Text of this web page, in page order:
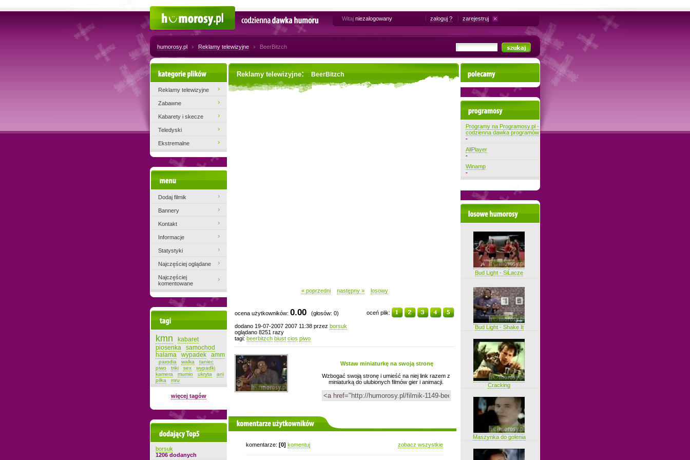
Codzienna dawka humoru
Witaj niezalogowany zaloguj ? zarejestruj
humorosy.pl Reklamy telewizyjne BeerBitzch
Reklamy telewizyjne: BeerBitzch
« poprzedni następny » losowy
ocena użytkowników: 0.00 (głosów: 0) oceń plik:
dodano 19-07-2007 2007 11:38 przez borsuk
oglądano 8251 razy
tagi: beerbitzch biust cios piwo
Wstaw miniaturkę na swoją stronę
Wzbogać swoją stronę i umieść na niej link razem z
miniaturką do ulubionych filmów gier i animacji.
komentarze użytkowników
komentarze: [0] komentuj zobacz wszystkie
Kategorie plików
Reklamy telewizyjne
Zabawne
Kabarety i skecze
Teledyski
Ekstremalne
Dodaj filmik
Bannery
Kontakt
Informacje
Statystyki
Najczęściej oglądane
Najczęściej
komentowane
kmn
kabaret
piosenka
samochod
halama
wypadek amm
parodia walka
taniec
piwo
triki sex
wypadki
kamera
mumio ukryta
ani
pilka
mru
więcej tagów
Dodający top-5
borsuk
1206 dodanych
Polecamy
Najnowsze programy
Programy na Programosy.pl -
codzienna dawka programów
-
AllPlayer
-
Winamp
-
Losowe filmiki
Bud Light - SiĹacze
Bud Light - Shake It
Cracking
Maszynka do golenia